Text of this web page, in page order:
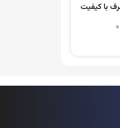
با کیفیت